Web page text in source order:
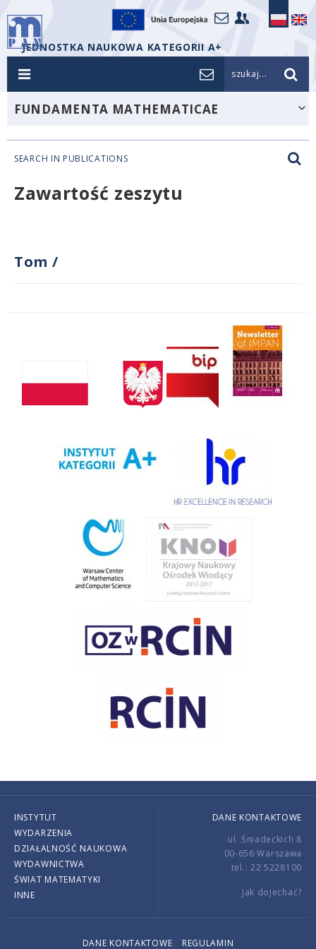
JEDNOSTKA NAUKOWA KATEGORII A+
szukaj...
FUNDAMENTA MATHEMATICAE
SEARCH IN PUBLICATIONS
Zawartość zeszytu
Tom /
INSTYTUT
WYDARZENIA
DZIAŁALNOŚĆ NAUKOWA
WYDAWNICTWA
ŚWIAT MATEMATYKI
INNE
DANE KONTAKTOWE
ul. Śniadeckich 8
00-656 Warszawa
tel.: 22 5228100
Jak dojechać?
DANE KONTAKTOWE REGULAMIN